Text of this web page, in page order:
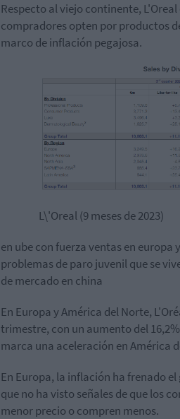
Respecto al viejo continente,
compradores opten por productos
marco de inflación pegajosa.
L\'Oreal (9 meses de 2023)
en ube con fuerza ventas en europa
problemas de paro juvenil que se
de mercado en china
En Europa y América del Norte,
trimestre, con un aumento del
marca una aceleración en América
En Europa, la inflación ha frenado
que no ha visto señales de que los
menor precio o compren menos.